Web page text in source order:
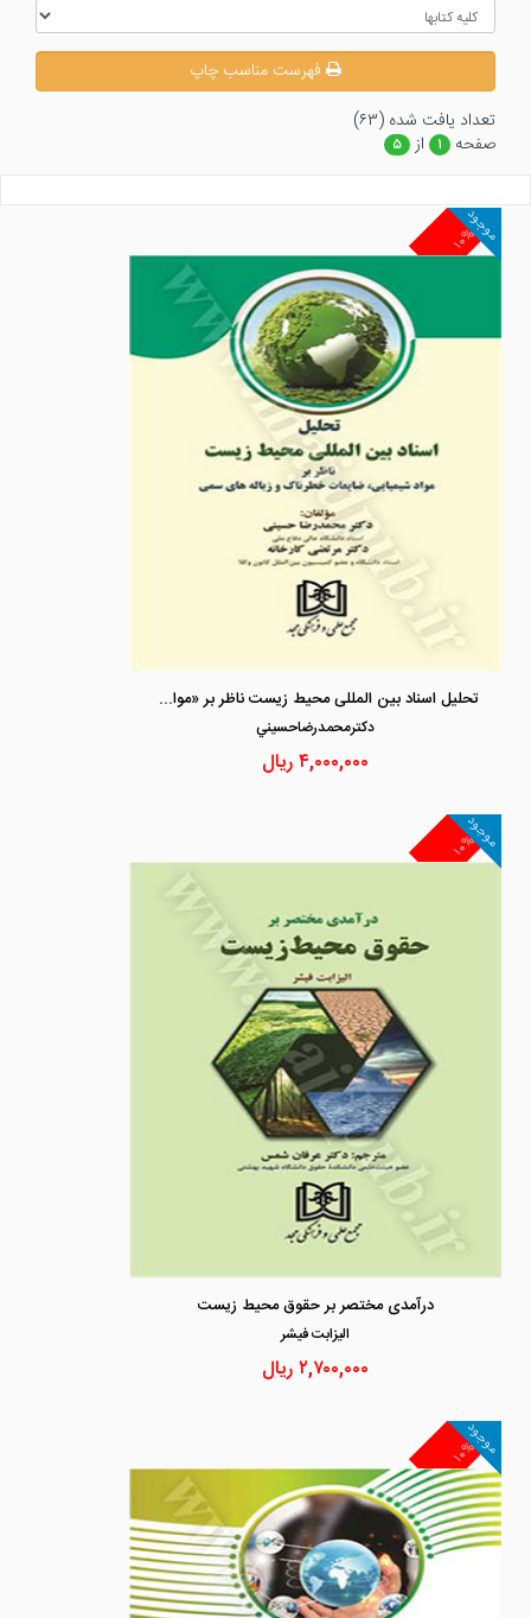
فهرست مناسب چاپ
تعداد يافت شده (۶۳)
صفحه
۱ از ۵
۱۰%
موجود
تحلیل اسناد بین المللی محیط زیست ناظر بر «مواد شیمیایی ، ضایعات خطرناک و زباله های سمی»
دكترمحمدرضاحسيني
۴,۰۰۰,۰۰۰ریال
۱۰%
موجود
درآمدی مختصر بر حقوق محیط زیست
اليزابت فيشر
۲,۷۰۰,۰۰۰ریال
۱۰%
موجود